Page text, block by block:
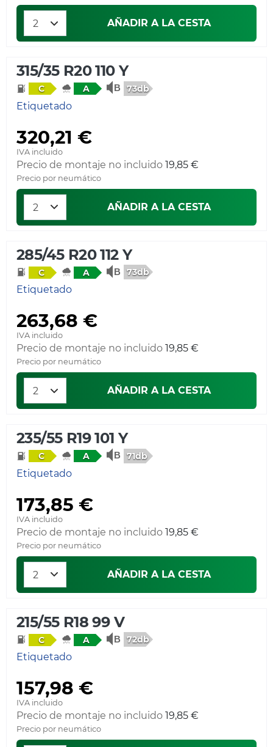
AÑADIR A LA CESTA
315/35 R20 110 Y
C A 73db
Etiquetado
320,21 €
IVA incluido
Precio de montaje no incluido 19,85 €
Precio por neumático
AÑADIR A LA CESTA
285/45 R20 112 Y
C A 73db
Etiquetado
263,68 €
IVA incluido
Precio de montaje no incluido 19,85 €
Precio por neumático
AÑADIR A LA CESTA
235/55 R19 101 Y
C A 71db
Etiquetado
173,85 €
IVA incluido
Precio de montaje no incluido 19,85 €
Precio por neumático
AÑADIR A LA CESTA
215/55 R18 99 V
C A 72db
Etiquetado
157,98 €
IVA incluido
Precio de montaje no incluido 19,85 €
Precio por neumático